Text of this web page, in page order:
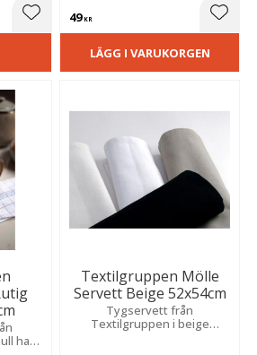
Lägg till i favoriter
49KR
LÄGG I VARUKORGEN
har
Textilgruppen Mölle
Servett Beige 52x54cm
Tygservett från
Textilgruppen i beige